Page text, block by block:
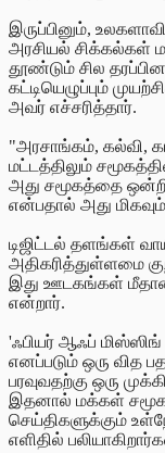
இருப்பினும்,
அரசியல் சிக்கல்கள்
தூண்டும் சில
கட்டியெழுப்பும்
அவர் எச்சரித்தார்.
"அரசாங்கம், கல்வி,
மட்டத்திலும்
அது சமூகத்தை
என்பதால் அது
டிஜிட்டல் தளங்கள்
அதிகரித்துள்ளமை
இது ஊடகங்கள்
என்றார்.
'ஃபியர் ஆஃப் மிஸ்ஸிங்
எனப்படும் ஒரு வித
பரவுவதற்கு ஒரு
இதனால் மக்கள் சமூக
செய்திகளுக்கும்
எளிதில்